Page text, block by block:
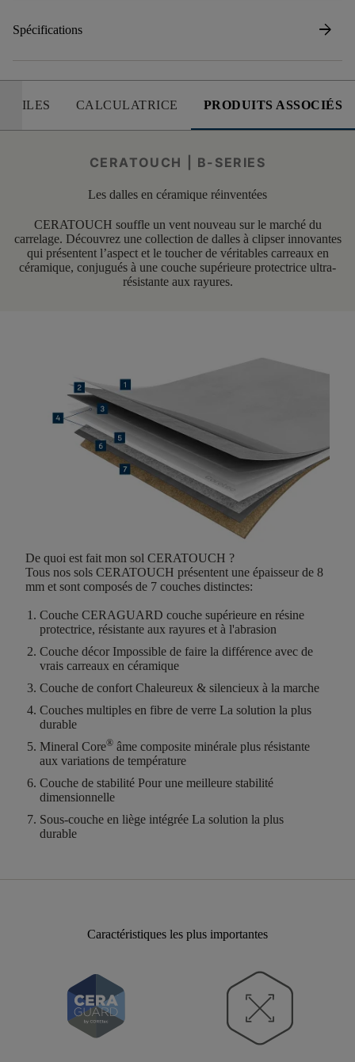
Spécifications arrow_forward
CALCULATRICE PRODUITS ASSOCIÉS
CERATOUCH | B-SERIES
Les dalles en céramique réinventées
CERATOUCH souffle un vent nouveau sur le marché du
carrelage. Découvrez une collection de dalles à clipser innovantes
qui présentent l’aspect et le toucher de véritables carreaux en
céramique, conjugués à une couche supérieure protectrice ultra-
résistante aux rayures.
De quoi est fait mon sol CERATOUCH ?
Tous nos sols CERATOUCH présentent une épaisseur de 8
mm et sont composés de 7 couches distinctes:
Couche CERAGUARD couche supérieure en résine
protectrice, résistante aux rayures et à l'abrasion
Couche décor Impossible de faire la différence avec de
vrais carreaux en céramique
Couche de confort Chaleureux & silencieux à la marche
Couches multiples en fibre de verre La solution la plus
durable
Mineral Core® âme composite minérale plus résistante
aux variations de température
Couche de stabilité Pour une meilleure stabilité
dimensionnelle
Sous-couche en liège intégrée La solution la plus
durable
Caractéristiques les plus importantes